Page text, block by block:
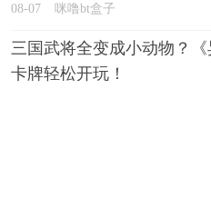
08-07 咪噜bt盒子
三国武将全变成小动物？
卡牌轻松开玩！